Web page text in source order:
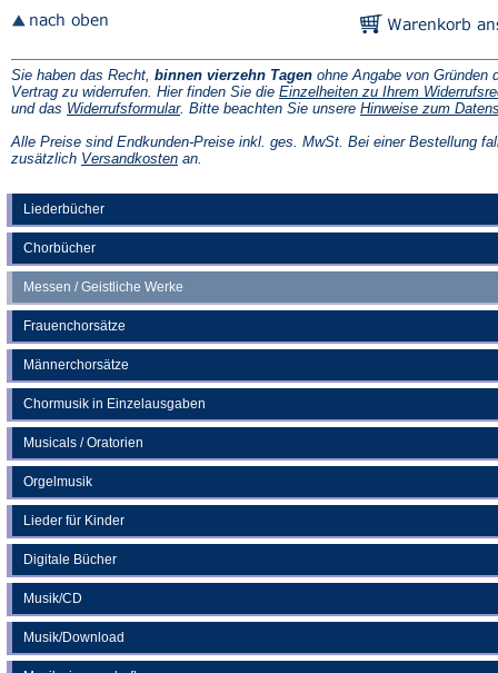
Liederbücher
Chorbücher
Messen / Geistliche Werke
Frauenchorsätze
Männerchorsätze
Chormusik in Einzelausgaben
Musicals / Oratorien
Orgelmusik
Lieder für Kinder
Digitale Bücher
Musik/CD
Musik/Download
Sie haben das Recht, binnen vierzehn Tagen ohne Angabe von Gründen
Vertrag zu widerrufen. Hier finden Sie die Einzelheiten zu Ihrem
und das Widerrufsformular(Öffnet
einem
neuen
. Bitte beachten Sie unsere Hinweise zum
Alle Preise sind Endkunden-Preise inkl. ges. MwSt. Bei einer Bestellung
zusätzlich Versandkosten(Öffnet
an.